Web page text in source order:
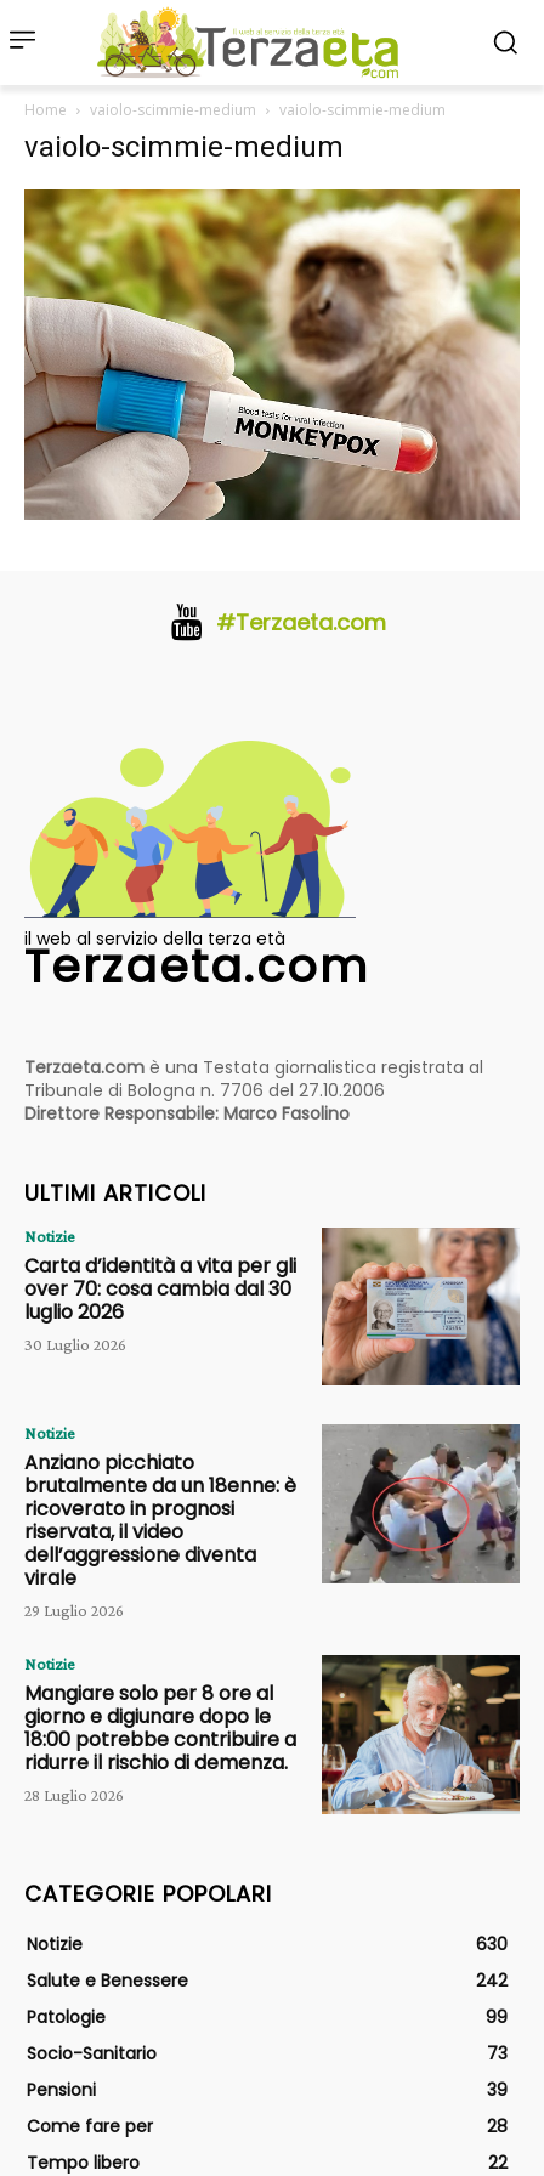
Home vaiolo-scimmie-medium vaiolo-scimmie-medium
vaiolo-scimmie-medium
#Terzaeta.com
il web al servizio della terza età
Terzaeta.com
Terzaeta.com è una Testata giornalistica registrata al
Tribunale di Bologna n. 7706 del 27.10.2006
Direttore Responsabile: Marco Fasolino
ULTIMI ARTICOLI
Notizie
Carta d’identità a vita per gli
over 70: cosa cambia dal 30
luglio 2026
30 Luglio 2026
Notizie
Anziano picchiato
brutalmente da un 18enne: è
ricoverato in prognosi
riservata, il video
dell’aggressione diventa
virale
29 Luglio 2026
Notizie
Mangiare solo per 8 ore al
giorno e digiunare dopo le
18:00 potrebbe contribuire a
ridurre il rischio di demenza.
28 Luglio 2026
CATEGORIE POPOLARI
Notizie
630
Salute e Benessere
242
Patologie
99
Socio-Sanitario
73
Pensioni
39
Come fare per
28
Tempo libero
22